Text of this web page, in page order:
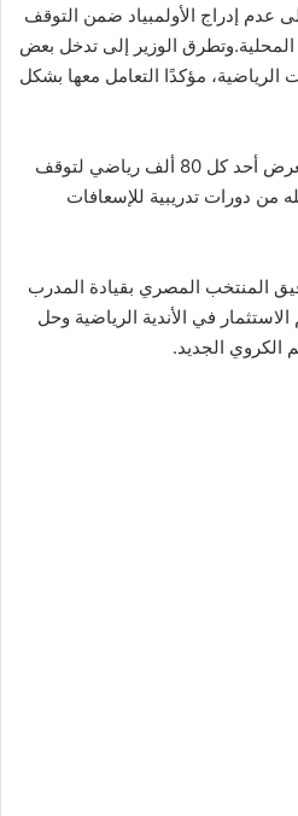
عدم إدراج الأولمبياد ضمن التوقف
المحلية.وتطرق الوزير إلى تدخل بعض
الرياضية، مؤكدًا التعامل معها بشكل
وأشار إلى دراسة طبية تفيد بتعرض أحد كل 80 ألف رياضي لتوقف
من دورات تدريبية للإسعافات
المنتخب المصري بقيادة المدرب
في الأندية الرياضية وحل
الكروي الجديد.